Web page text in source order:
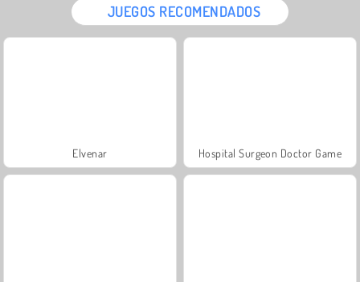
JUEGOS RECOMENDADOS
Elvenar Hospital Surgeon Doctor Game